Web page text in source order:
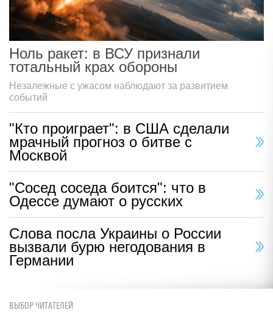
Ноль ракет: в ВСУ признали
тотальный крах обороны
Незалежные с ужасом наблюдают за развитием
событий
"Кто проиграет": в США сделали
мрачный прогноз о битве с
Москвой
"Сосед соседа боится": что в
Одессе думают о русских
Слова посла Украины о России
вызвали бурю негодования в
Германии
ВЫБОР ЧИТАТЕЛЕЙ